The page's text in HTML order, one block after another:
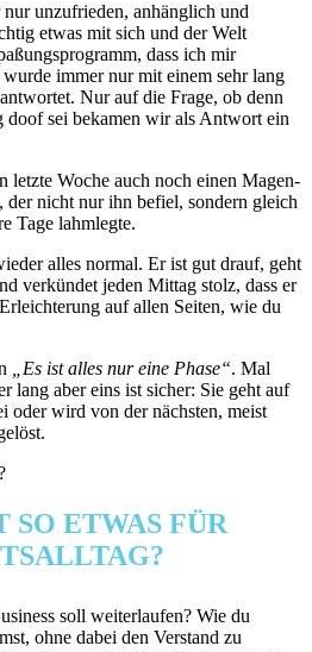
unzufrieden, anhänglich und
etwas mit sich und der Welt
dass ich mir
immer nur mit einem sehr lang
Nur auf die Frage, ob denn
sei bekamen wir als Antwort ein
letzte Woche auch noch einen Magen-
nicht nur ihn befiel, sondern gleich
Tage lahmlegte.
alles normal. Er ist gut drauf, geht
verkündet jeden Mittag stolz, dass er
auf allen Seiten, wie du
„Es ist alles nur eine Phase“. Mal
lang aber eins ist sicher: Sie geht auf
oder wird von der nächsten, meist
SO ETWAS FÜR